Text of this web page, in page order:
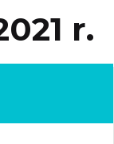
r.